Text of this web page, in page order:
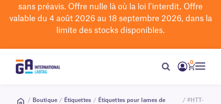
sans préavis. Offre nulle là où la loi l’interdit. Offre
valable du 4 août 2026 au 18 septembre 2026, dans la
limite des stocks disponibles.
0
/ Boutique / Étiquettes / Étiquettes pour lames de
/ #HTT-